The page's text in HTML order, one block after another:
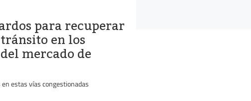
para recuperar
en los
mercado de
estas vías congestionadas